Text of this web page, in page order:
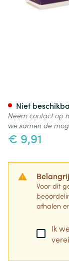
€ 9,91
Voor dit
afhalen
Ik
Niet
Neem contact op
we samen de